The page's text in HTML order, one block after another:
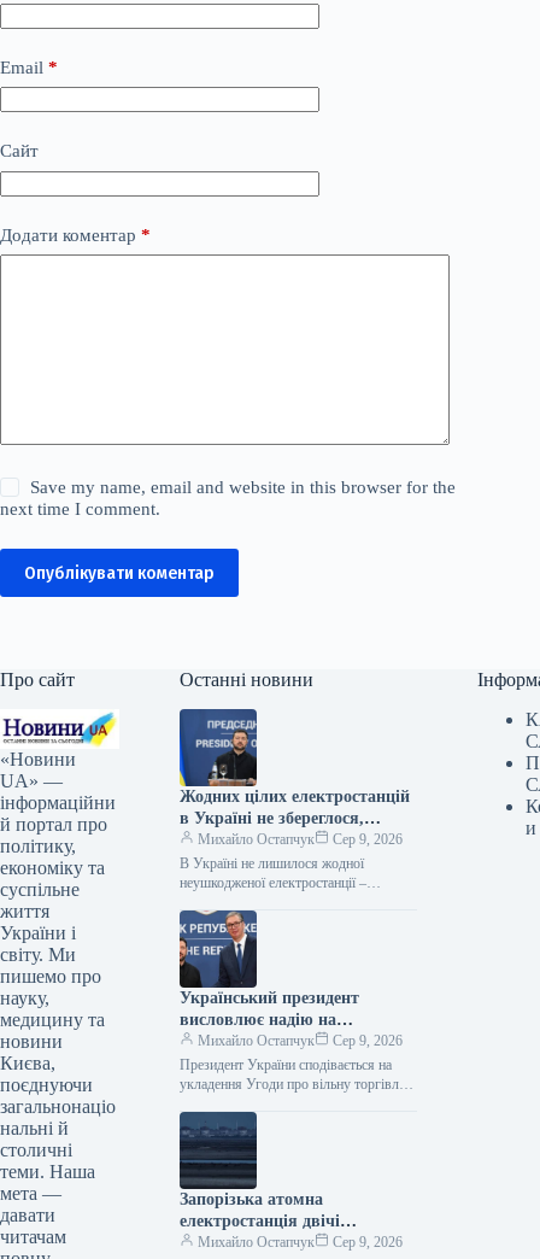
Email *
Сайт
Додати коментар *
Save my name, email and website in this browser for the
next time I comment.
Опублікувати коментар
Про сайт
«Новини
UA» —
інформаційни
й портал про
політику,
економіку та
суспільне
життя
України і
світу. Ми
пишемо про
науку,
медицину та
новини
Києва,
поєднуючи
загальнонаціо
нальні й
столичні
теми. Наша
мета —
давати
читачам
Останні новини
Жодних цілих електростанцій
в Україні не збереглося,
заявив Зеленський
Михайло Остапчук
Сер 9, 2026
В Україні не лишилося жодної
неушкодженої електростанції –
Укрінформ Через російські атаки в
Україні не лишилося жодної…
Український президент
висловлює надію на
укладання Угоди про вільну
торгівлю з Сербією до кінця
поточного року.
Михайло Остапчук
Сер 9, 2026
Президент України сподівається на
укладення Угоди про вільну торгівлю
08.08.2026 14:05 Укрінформ Глава
Української…
Запорізька атомна
електростанція двічі
залишалася без
Михайло Остапчук
Сер 9, 2026
и